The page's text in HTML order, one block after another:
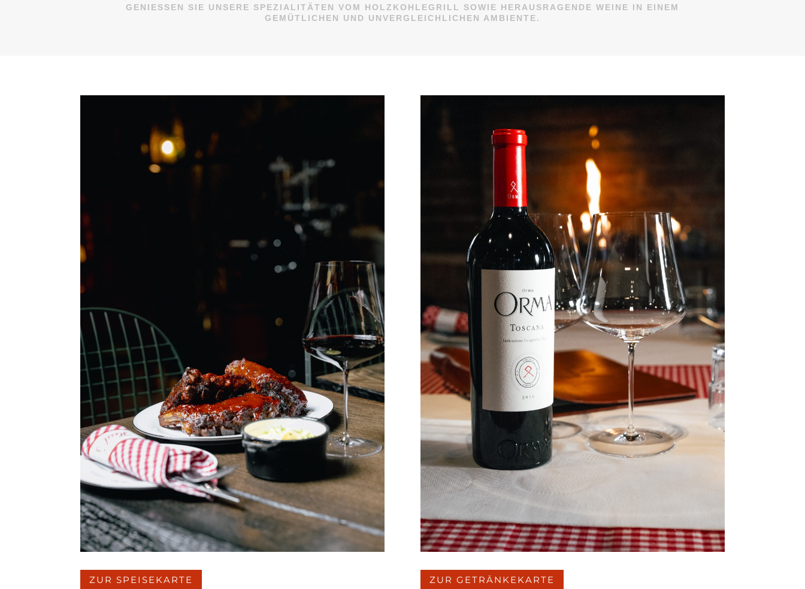
GENIESSEN SIE UNSERE SPEZIALITÄTEN VOM HOLZKOHLEGRILL SOWIE HERAUSRAGENDE WEINE IN EINEM
GEMÜTLICHEN UND UNVERGLEICHLICHEN AMBIENTE.
ZUR SPEISEKARTE ZUR GETRÄNKEKARTE